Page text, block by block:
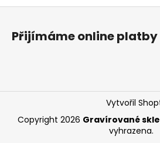
Z
í
Přijímáme online platby
Vytvořil
Copyright 2026 Gravírované
vyhrazena.